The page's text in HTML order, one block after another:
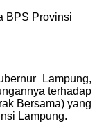
BPS Provinsi
Lampung,
terhadap
Bersama) yang
Lampung.